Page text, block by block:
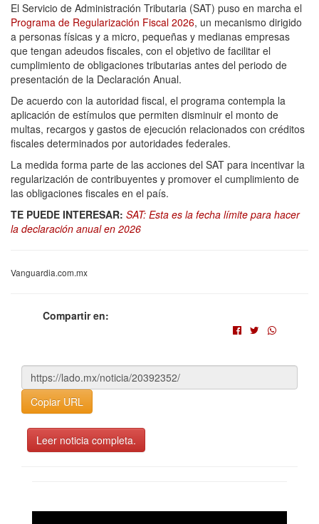
El Servicio de Administración Tributaria (SAT) puso en marcha el
Programa de Regularización Fiscal 2026, un mecanismo dirigido
a personas físicas y a micro, pequeñas y medianas empresas
que tengan adeudos fiscales, con el objetivo de facilitar el
cumplimiento de obligaciones tributarias antes del periodo de
presentación de la Declaración Anual.
De acuerdo con la autoridad fiscal, el programa contempla la
aplicación de estímulos que permiten disminuir el monto de
multas, recargos y gastos de ejecución relacionados con créditos
fiscales determinados por autoridades federales.
La medida forma parte de las acciones del SAT para incentivar la
regularización de contribuyentes y promover el cumplimiento de
las obligaciones fiscales en el país.
TE PUEDE INTERESAR: SAT: Esta es la fecha límite para hacer
la declaración anual en 2026
Vanguardia.com.mx
Compartir en:
Copiar URL
Leer noticia completa.